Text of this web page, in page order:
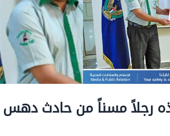
رجلاً مسناً من حادث دهس